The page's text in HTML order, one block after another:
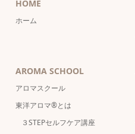
HOME
ホーム
AROMA SCHOOL
アロマスクール
東洋アロマ®とは
３STEPセルフケア講座